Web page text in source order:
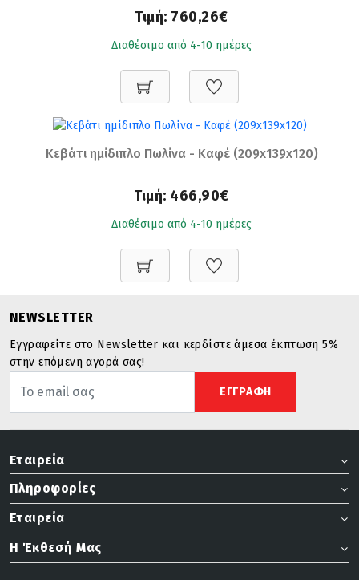
Τιμή: 760,26€
Διαθέσιμο από 4-10 ημέρες
Κεβάτι ημίδιπλο Πωλίνα - Καφέ (209x139x120)
Τιμή: 466,90€
Διαθέσιμο από 4-10 ημέρες
NEWSLETTER
Εγγραφείτε στο Newsletter και κερδίστε άμεσα έκπτωση 5%
στην επόμενη αγορά σας!
ΕΓΓΡΑΦΗ
Εταιρεία
Πληροφορίες
Εταιρεία
Η Έκθεσή Μας